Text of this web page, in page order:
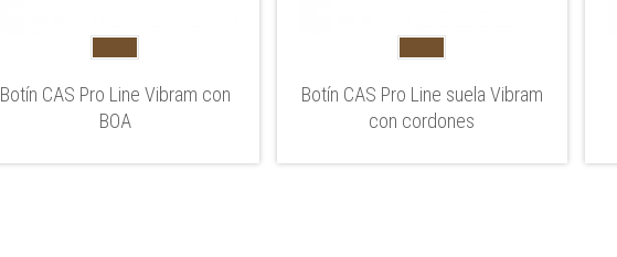
Botín CAS Pro Line Vibram con
BOA
Botín CAS Pro Line suela Vibram
con cordones